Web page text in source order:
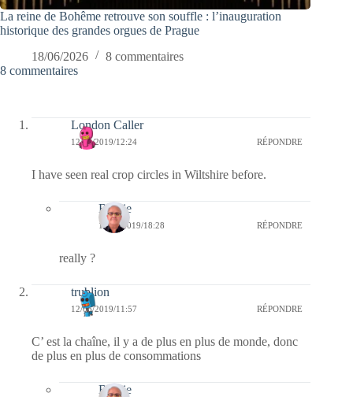
La reine de Bohême retrouve son souffle : l’inauguration
historique des grandes orgues de Prague
18/06/2026
8 commentaires
8 commentaires
London Caller
12/06/2019/12:24 RÉPONDRE
I have seen real crop circles in Wiltshire before.
Bernie
13/06/2019/18:28 RÉPONDRE
really ?
trublion
12/06/2019/11:57 RÉPONDRE
C’ est la chaîne, il y a de plus en plus de monde, donc
de plus en plus de consommations
Bernie